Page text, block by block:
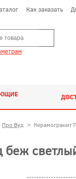
Как заказать
Про Вуд > Керамогранит